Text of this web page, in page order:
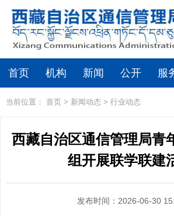
首页 机构 新闻 公开 服
当前位置： 首页 > 新闻动态 > 行业动态
西藏自治区通信管理局青
组开展联学联建
发布时间：2026-06-30